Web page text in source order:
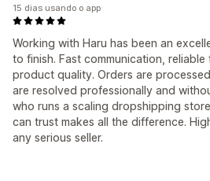
Working with Haru has been an
to finish. Fast communication,
product quality. Orders are
are resolved professionally and
who runs a scaling dropshipping
can trust makes all the difference.
any serious seller.
15 dias usando o app